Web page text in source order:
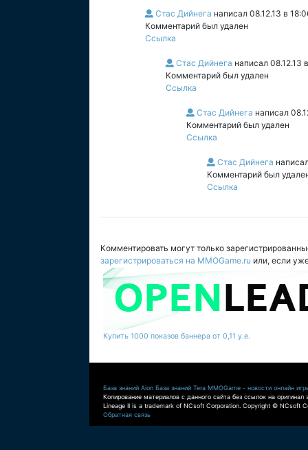
Стас Дийнега написал 08.12.13 в
Комментарий был удален
Ссылка
Стас Дийнега написал 08.12.13
Комментарий был удален
Ссылка
Стас Дийнега написал
Комментарий был удален
Ссылка
Стас Дийнега
Комментарий был
Ссылка
Комментировать могут только
зарегистрироваться на MMOGame.ru или, если
Купить 1000 показов баннера от 0,11 у.е.
База знаний Aion База знаний Tera MMOGame - новости онлайн
Копирование материалов с данного сайта без ссылок на оригинал
Lineage II is a trademark of NCsoft Corporation. Copyright © NCsoft
Обратная связь